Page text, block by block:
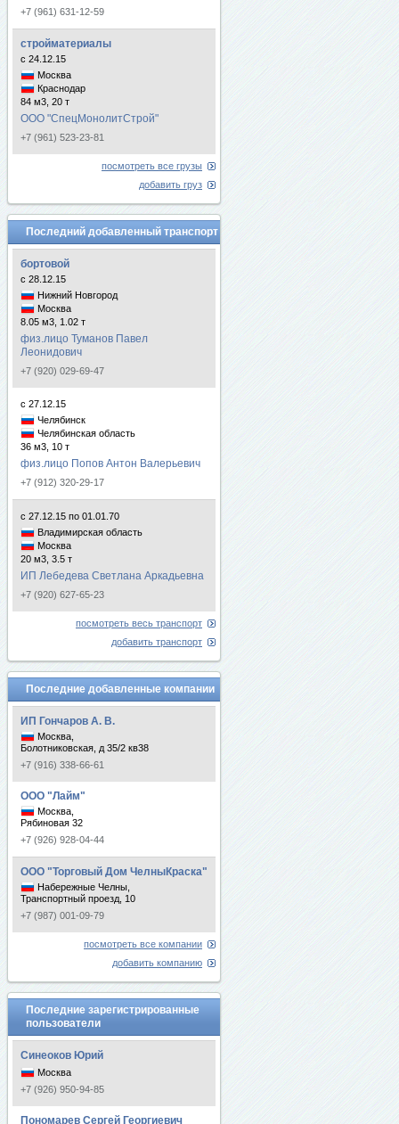
+7 (961) 631-12-59
стройматериалы
с 24.12.15
Москва
Краснодар
84 м3, 20 т
ООО "СпецМонолитСтрой"
+7 (961) 523-23-81
посмотреть все грузы
добавить груз
Последний добавленный транспорт
бортовой
с 28.12.15
Нижний Новгород
Москва
8.05 м3, 1.02 т
физ.лицо Туманов Павел
Леонидович
+7 (920) 029-69-47
с 27.12.15
Челябинск
Челябинская область
36 м3, 10 т
физ.лицо Попов Антон Валерьевич
+7 (912) 320-29-17
с 27.12.15 по 01.01.70
Владимирская область
Москва
20 м3, 3.5 т
ИП Лебедева Светлана Аркадьевна
+7 (920) 627-65-23
посмотреть весь транспорт
добавить транспорт
Последние добавленные компании
ИП Гончаров А. В.
Москва,
Болотниковская, д 35/2 кв38
+7 (916) 338-66-61
ООО "Лайм"
Москва,
Рябиновая 32
+7 (926) 928-04-44
ООО "Торговый Дом ЧелныКраска"
Набережные Челны,
Транспортный проезд, 10
+7 (987) 001-09-79
посмотреть все компании
добавить компанию
Последние зарегистрированные
пользователи
Синеоков Юрий
Москва
+7 (926) 950-94-85
Пономарев Сергей Георгиевич